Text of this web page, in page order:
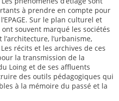
à prendre en compte pour
Sur le plan culturel et
souvent marqué les sociétés
l’urbanisme,
récits et les archives de ces
la transmission de la
Loing et de ses affluents
des outils pédagogiques qui
à la mémoire du passé et la